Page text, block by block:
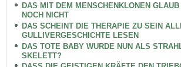
DAS MIT DEM MENSCHENKLONEN
NOCH NICHT
DAS SCHEINT DIE THERAPIE ZU SEIN
GULLIVERGESCHICHTE LESEN
DAS TOTE BABY WURDE NUN ALS
SKELETT?